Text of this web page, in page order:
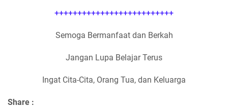
++++++++++++++++++++++++++
Semoga Bermanfaat dan Berkah
Jangan Lupa Belajar Terus
Ingat Cita-Cita, Orang Tua, dan Keluarga
Share :